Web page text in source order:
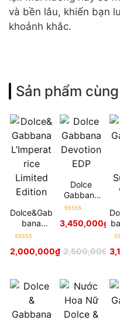
và bền lâu, khiến bạn
khoảnh khắc.
Sản phẩm
Dolce&Gab
bana
L’Imperatri
Edition
hạng5sao 2,500,000 ₫
2,000,000₫
Dolce
Gabbana
Devotion
hạng5sao
3,450,000₫